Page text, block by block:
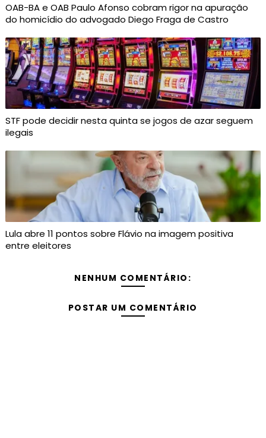
OAB-BA e OAB Paulo Afonso cobram rigor na apuração
do homicídio do advogado Diego Fraga de Castro
STF pode decidir nesta quinta se jogos de azar seguem
ilegais
Lula abre 11 pontos sobre Flávio na imagem positiva
entre eleitores
NENHUM COMENTÁRIO:
POSTAR UM COMENTÁRIO